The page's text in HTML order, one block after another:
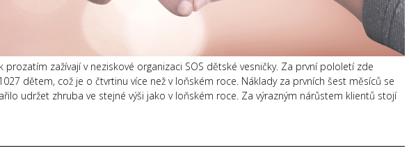
prozatím zažívají v neziskové organizaci SOS dětské vesničky. Za první pololetí zde
dětem, což je o čtvrtinu více než v loňském roce. Náklady za prvních šest měsíců se
udržet zhruba ve stejné výši jako v loňském roce. Za výrazným nárůstem klientů stojí